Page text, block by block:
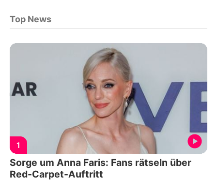
Top News
1
Sorge um Anna Faris: Fans rätseln über
Red-Carpet-Auftritt